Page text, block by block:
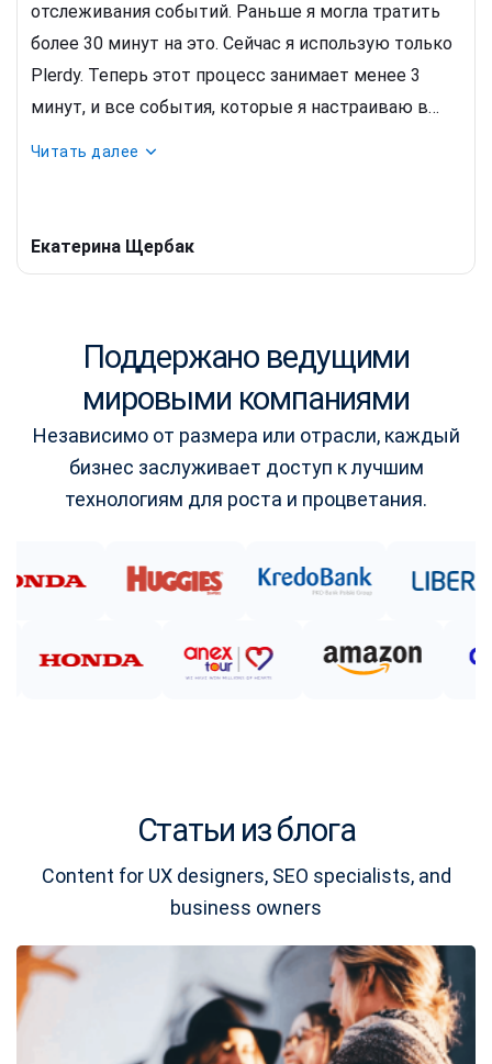
отслеживания событий. Раньше я могла тратить
более 30 минут на это. Сейчас я использую только
Plerdy. Теперь этот процесс занимает менее 3
минут, и все события, которые я настраиваю в
Более того, если позже вам понадобится более
Читать далее
Екатерина Щербак
Поддержано ведущими
мировыми компаниями
Независимо от размера или отрасли, каждый
бизнес заслуживает доступ к лучшим
технологиям для роста и процветания.
Статьи из блога
Content for UX designers, SEO specialists, and
business owners